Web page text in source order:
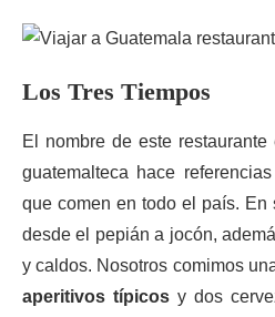
Los Tres Tiempos
El nombre de este
guatemalteca hace
que comen en todo el país. En
desde el pepián a jocón,
y caldos. Nosotros comimos
aperitivos típicosy dos